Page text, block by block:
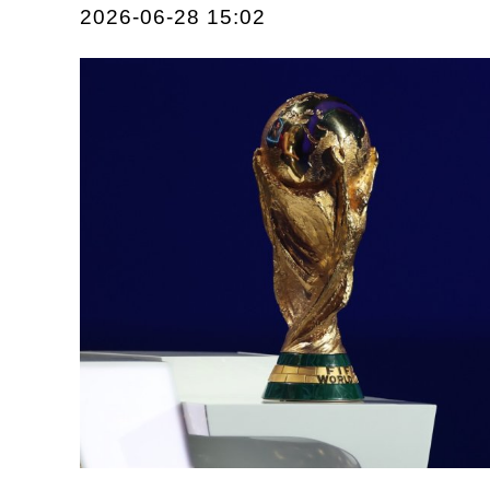
2026-06-28 15:02